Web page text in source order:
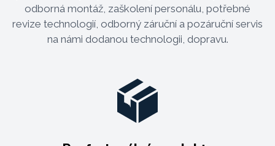
odborná montáž, zaškolení personálu, potřebné
revize technologií, odborný záruční a pozáruční servis
na námi dodanou technologii, dopravu.